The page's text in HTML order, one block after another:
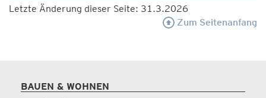
Letzte Änderung dieser Seite: 31.3.2026
Zum Seitenanfang
BAUEN & WOHNEN